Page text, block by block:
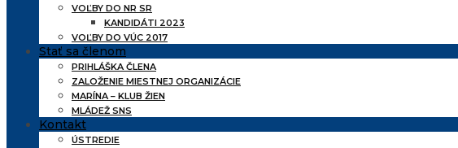
VOĽBY DO NR SR
KANDIDÁTI 2023
VOĽBY DO VÚC 2017
Stať sa členom
PRIHLÁŠKA ČLENA
ZALOŽENIE MIESTNEJ ORGANIZÁCIE
MARÍNA – KLUB ŽIEN
MLÁDEŽ SNS
Kontakt
ÚSTREDIE